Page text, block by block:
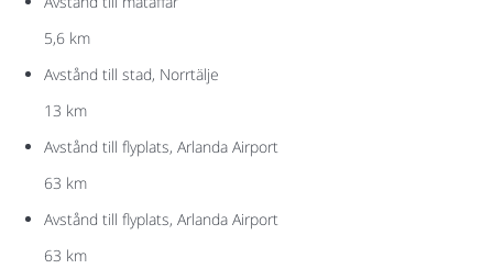
5,6 km
Avstånd till stad, Norrtälje
13 km
Avstånd till flyplats, Arlanda Airport
63 km
Avstånd till flyplats, Arlanda Airport
63 km